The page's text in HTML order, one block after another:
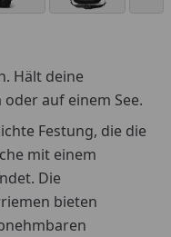
Hält deine
auf einem See.
Festung, die die
mit einem
Die
bieten